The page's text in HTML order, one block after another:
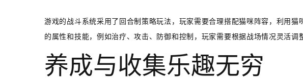
游戏的战斗系统采用了回合制策略玩法，玩家需要合理搭配猫咪阵容，利用猫
的属性和技能，例如治疗、攻击、防御和控制，玩家需要根据战场情况灵活调
养成与收集乐趣无穷